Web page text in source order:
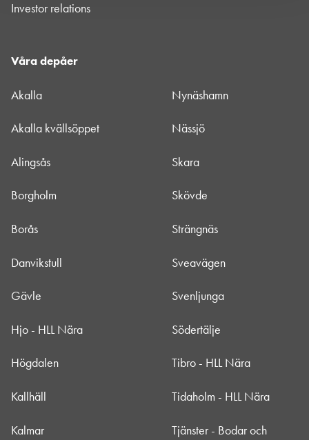
Investor relations
Våra depåer
Akalla
Akalla kvällsöppet
Alingsås
Borgholm
Borås
Danvikstull
Gävle
Hjo - HLL Nära
Högdalen
Kallhäll
Kalmar
Nynäshamn
Nässjö
Skara
Skövde
Strängnäs
Sveavägen
Svenljunga
Södertälje
Tibro - HLL Nära
Tidaholm - HLL Nära
Tjänster - Bodar och